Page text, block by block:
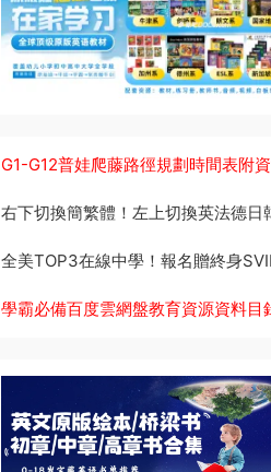
G1-G12普娃爬藤路徑規劃時間表附
右下切換簡繁體！左上切換英法德日
全美TOP3在線中學！報名贈終身
學霸必備百度雲網盤教育資源資料目